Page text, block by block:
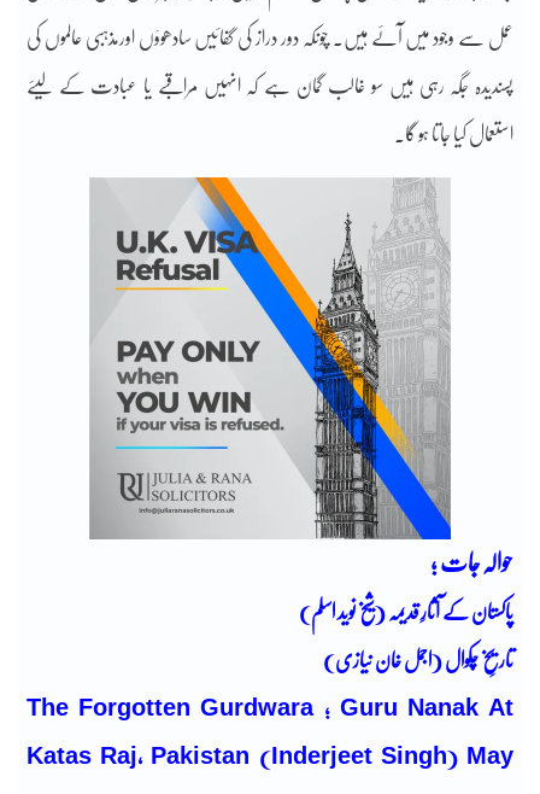
عمل سے وجود میں آئے ہیں۔ چونکہ دور دراز کی گفائیں سادھوؤں اورمذہبی عالموں کی
پسندیدہ جگہ رہی ہیں سو غالب گمان ہے کہ انہیں مراقبے یا عبادت کے لیئے
استعمال کیا جاتا ہو گا۔
حوالہ جات ؛
پاکستان کے آثارِ قدیمہ (شیخ نوید اسلم)
تاریخِ چکوال (اجمل خان نیازی)
The Forgotten Gurdwara ; Guru Nanak At
Katas Raj, Pakistan (Inderjeet Singh) May